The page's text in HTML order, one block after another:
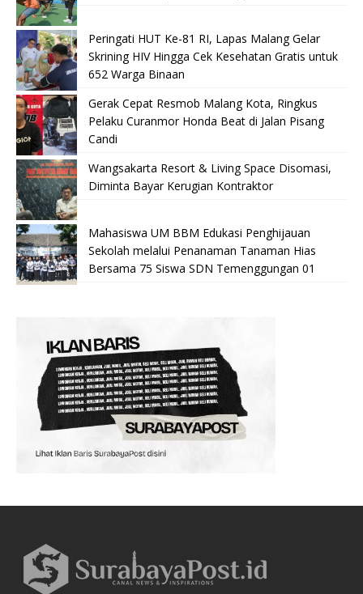
Peringati HUT Ke-81 RI, Lapas Malang Gelar
Skrining HIV Hingga Cek Kesehatan Gratis untuk
652 Warga Binaan
Gerak Cepat Resmob Malang Kota, Ringkus
Pelaku Curanmor Honda Beat di Jalan Pisang
Candi
Wangsakarta Resort & Living Space Disomasi,
Diminta Bayar Kerugian Kontraktor
Mahasiswa UM BBM Edukasi Penghijauan
Sekolah melalui Penanaman Tanaman Hias
Bersama 75 Siswa SDN Temenggungan 01